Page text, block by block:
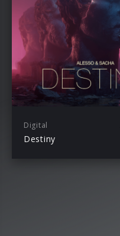
Digital
Destiny